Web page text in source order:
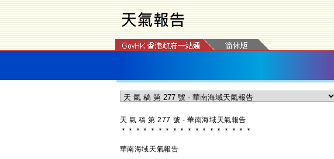
天 氣 稿 第 277 號 - 華南海域天氣報告
＊ ＊ ＊ ＊ ＊ ＊ ＊ ＊ ＊ ＊ ＊ ＊ ＊ ＊ ＊ ＊ ＊ ＊
華南海域天氣報告